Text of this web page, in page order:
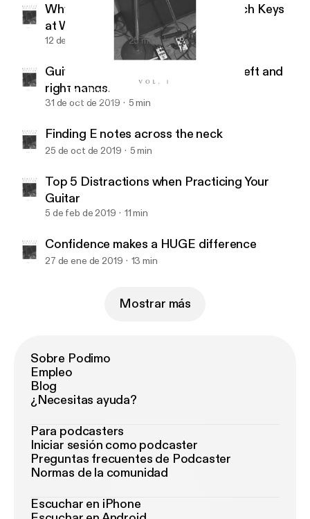
Top 5 Distractions when Practicing Your Guitar
Beastly Guitar
Why You Should Know How to Switch Keys
at Will
12 de nov de 2019 25 min
Guitar hand synchronization of the left and
right hands.
31 de oct de 2019 5 min
Finding E notes across the neck
25 de oct de 2019 5 min
Top 5 Distractions when Practicing Your
Guitar
5 de feb de 2019 11 min
Confidence makes a HUGE difference
27 de ene de 2019 13 min
Mostrar más
Sobre Podimo
Empleo
Blog
¿Necesitas ayuda?
Para podcasters
Iniciar sesión como podcaster
Preguntas frecuentes de Podcaster
Normas de la comunidad
Escuchar en iPhone